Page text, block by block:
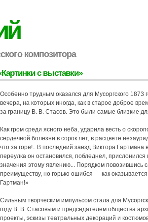
композитора
с выставки»
Особенно трудным оказался для Мусоргского
вечера, на которых иногда, как в старое доброе
за границу В. В. Стасов. Это были самые близкие
Как гром среди ясного неба, ударила весть о
сердечной болезни в сорок лет, в расцвете
что за горе!.. В последний заезд Виктора
переулка он остановился, побледнел,
значения этому явлению... Порядком повозившись
преимуществу, но горько ошибся — как
Гартман!»
Сильным творческим импульсом стала для
году В. В. Стасовым и председателем общества
проекты, эскизы театральных декораций и